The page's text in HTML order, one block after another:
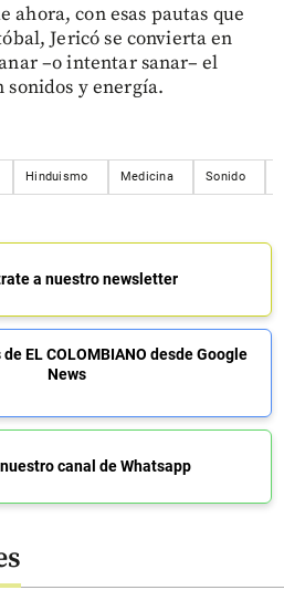
ahora, con esas pautas que
Jericó se convierta en
–o intentar sanar– el
sonidos y energía.
Hinduismo Medicina Sonido
a nuestro newsletter
EL COLOMBIANO desde Google
News
canal de Whatsapp